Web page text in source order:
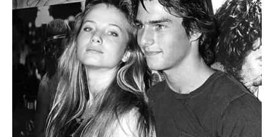
Emocije su jake, ali razum vas upozorava da ne žurite.
U ljubavi dolazi razgovor koji menja tok odnosa. Slobodna
Vaga može doživeti romantičan susret.
Finansijski, budite oprezni sa većim ulaganjima.
ŠKORPIJA – Intenzitet i